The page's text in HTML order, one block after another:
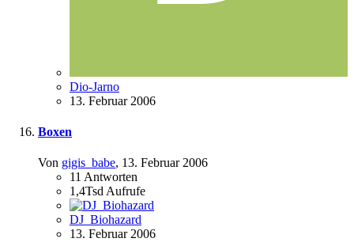
Dio-Jarno
13. Februar 2006
Boxen
Von gigis_babe, 13. Februar 2006
11 Antworten
1,4Tsd Aufrufe
DJ_Biohazard
13. Februar 2006